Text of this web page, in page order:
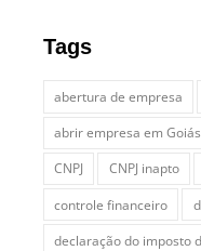
Tags
abertura de empresa
abrir empresa em Goiás
CNPJ
CNPJ inapto
controle financeiro
declaração do imposto